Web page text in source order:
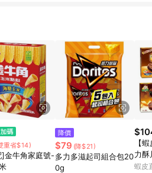
重省$14)
]金牛角家庭號-
降價
$79 (降$21)
多力多滋起司組合包20
0g
【
力
盒
蝦皮